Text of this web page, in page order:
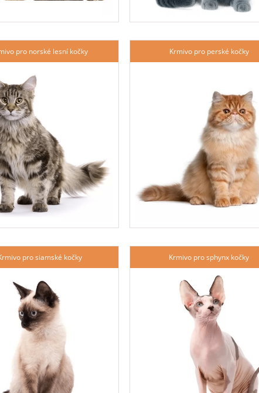
pro norské lesní kočky Krmivo pro perské kočky
pro siamské kočky Krmivo pro sphynx kočky